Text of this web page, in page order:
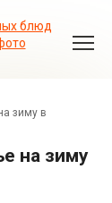
зиму в